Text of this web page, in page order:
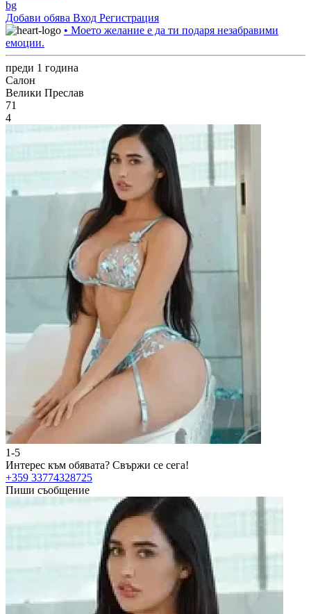
bg
Добави обява Вход Регистрация
• Моето желание е да ти подаря незабравими
емоции.
преди 1 година
Салон
Велики Преслав
71
4
1-5
Интерес към обявата? Свържи се сега!
+359 33774328725
Пиши съобщение